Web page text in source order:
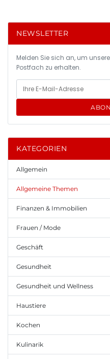
NEWSLETTER
Melden Sie sich an, um
Postfach zu erhalten.
KATEGORIEN
Allgemein
Allgemeine Themen
Finanzen & Immobilien
Frauen / Mode
Geschäft
Gesundheit
Gesundheit und Wellness
Haustiere
Kochen
Kulinarik